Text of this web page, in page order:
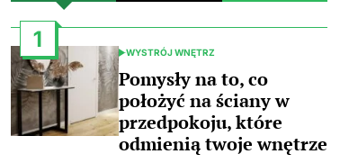
1
POSTED
IN
WYSTRÓJ WNĘTRZ
Pomysły na to, co
położyć na ściany w
przedpokoju, które
odmienią twoje wnętrze